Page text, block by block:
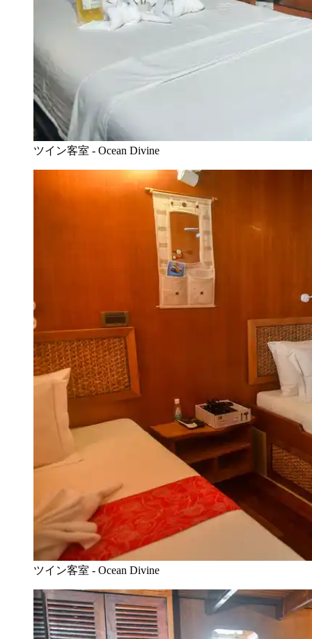
ツイン客室 - Ocean Divine
ツイン客室 - Ocean Divine